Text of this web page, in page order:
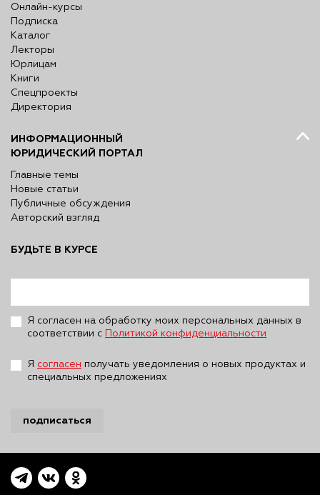
Онлайн-курсы
Подписка
Каталог
Лекторы
Юрлицам
Книги
Спецпроекты
Директория
ИНФОРМАЦИОННЫЙ
ЮРИДИЧЕСКИЙ ПОРТАЛ
Главные темы
Новые статьи
Публичные обсуждения
Авторский взгляд
БУДЬТЕ В КУРСЕ
Я согласен на обработку моих персональных данных в
соответствии с
Политикой конфиденциальности
Я согласен получать уведомления о новых продуктах и
специальных предложениях
подписаться